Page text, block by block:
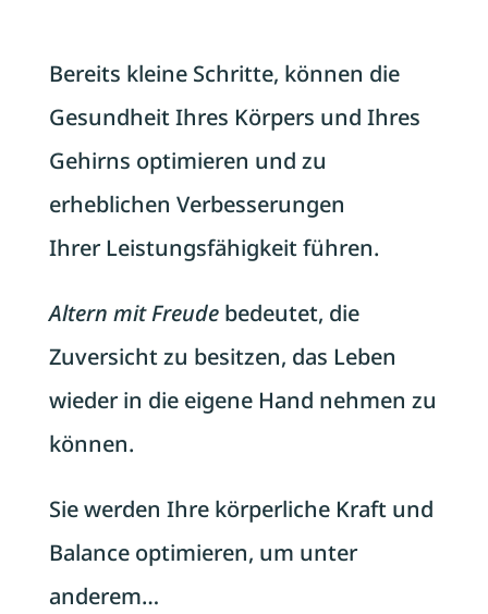
Bereits kleine Schritte, können die
Gesundheit Ihres Körpers und Ihres
Gehirns optimieren und zu
erheblichen Verbesserungen
Ihrer Leistungsfähigkeit führen.
Altern mit Freudebedeutet, die
Zuversicht zu besitzen, das Leben
wieder in die eigene Hand nehmen zu
können.
Sie werden Ihre körperliche Kraft und
Balance optimieren, um unter
anderem…